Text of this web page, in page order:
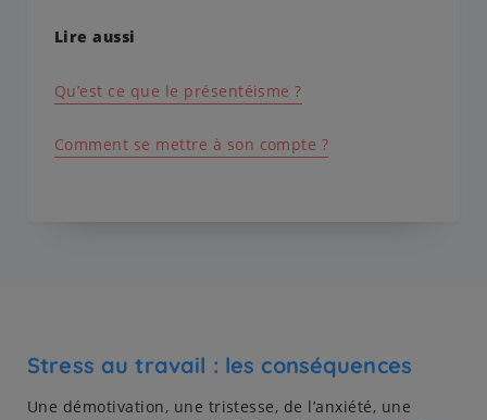
Lire aussi
Qu’est ce que le présentéisme ?
Comment se mettre à son compte ?
Stress au travail : les conséquences
Une démotivation, une tristesse, de l’anxiété, une